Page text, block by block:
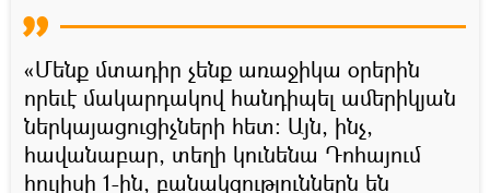
«Մենք մտադիր չենք առաջիկա օրերին
որեւէ մակարդակով հանդիպել ամերիկյան
ներկայացուցիչների հետ։ Այն, ինչ,
հավանաբար, տեղի կունենա Դոհայում
հուլիսի 1-ին, բանակցություններն են